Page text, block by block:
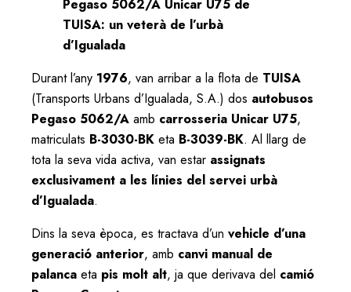
Pegaso 5062/A Unicar U75 de
TUISA: un veterà de l’urbà
d’Igualada
Durant l’any 1976, van arribar a la flota de TUISA
(Transports Urbans d’Igualada, S.A.) dos autobusos
Pegaso 5062/A amb carrosseria Unicar U75,
matriculats B-3030-BK eta B-3039-BK. Al llarg de
tota la seva vida activa, van estar assignats
exclusivament a les línies del servei urbà
d’Igualada.
Dins la seva època, es tractava d’un vehicle d’una
generació anterior, amb canvi manual de
palanca eta pis molt alt, ja que derivava del camió